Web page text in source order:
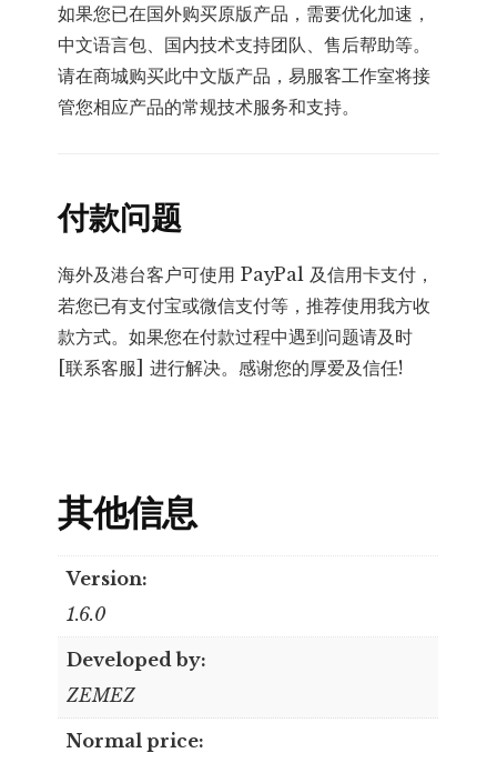
如果您已在国外购买原版产品，需要优化加速，
中文语言包、国内技术支持团队、售后帮助等。
请在商城购买此中文版产品，易服客工作室将接
管您相应产品的常规技术服务和支持。
付款问题
海外及港台客户可使用 PayPal 及信用卡支付，
若您已有支付宝或微信支付等，推荐使用我方收
款方式。如果您在付款过程中遇到问题请及时
[联系客服] 进行解决。感谢您的厚爱及信任!
其他信息
Version:
1.6.0
Developed by:
ZEMEZ
Normal price: